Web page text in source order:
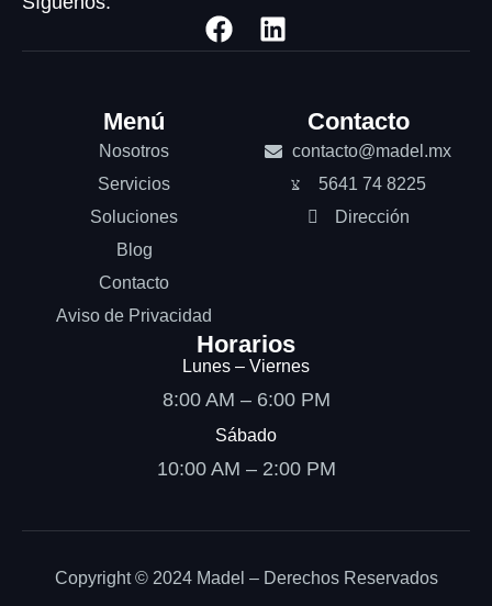
Menú
Nosotros
Servicios
Soluciones
Blog
Contacto
Aviso de Privacidad
Contacto
contacto@madel.mx
5641 74 8225
Dirección
Horarios
Lunes – Viernes
8:00 AM – 6:00 PM
Sábado
10:00 AM – 2:00 PM
Copyright © 2024 Madel – Derechos Reservados